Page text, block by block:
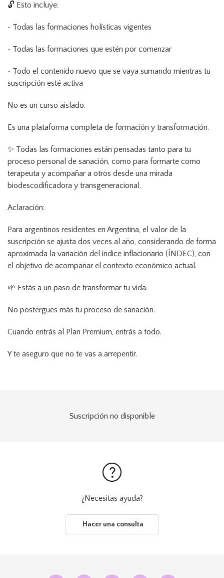
🔓 Esto incluye:
• Todas las formaciones holísticas vigentes
• Todas las formaciones que estén por comenzar
• Todo el contenido nuevo que se vaya sumando mientras tu
suscripción esté activa
No es un curso aislado.
Es una plataforma completa de formación y transformación.
✨ Todas las formaciones están pensadas tanto para tu
proceso personal de sanación, como para formarte como
terapeuta y acompañar a otros desde una mirada
biodescodificadora y transgeneracional.
Aclaración:
Para argentinos residentes en Argentina, el valor de la
suscripción se ajusta dos veces al año, considerando de forma
aproximada la variación del índice inflacionario (ÍNDEC), con
el objetivo de acompañar el contexto económico actual.
🌱 Estás a un paso de transformar tu vida.
No postergues más tu proceso de sanación.
Cuando entrás al Plan Premium, entrás a todo.
Y te aseguro que no te vas a arrepentir.
Suscripción no disponible
¿Necesitas ayuda?
Hacer una consulta